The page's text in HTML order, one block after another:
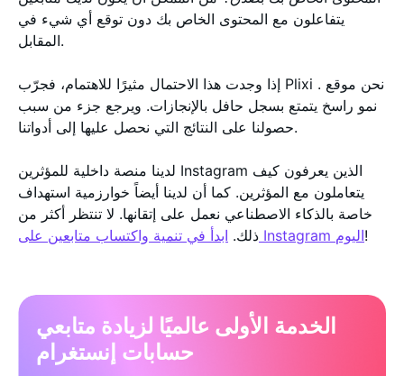
يتفاعلون مع المحتوى الخاص بك دون توقع أي شيء في
المقابل.
إذا وجدت هذا الاحتمال مثيرًا للاهتمام، فجرّب Plixi . نحن موقع
نمو راسخ يتمتع بسجل حافل بالإنجازات. ويرجع جزء من سبب
حصولنا على النتائج التي نحصل عليها إلى أدواتنا.
لدينا منصة داخلية للمؤثرين Instagram الذين يعرفون كيف
يتعاملون مع المؤثرين. كما أن لدينا أيضاً خوارزمية استهداف
خاصة بالذكاء الاصطناعي نعمل على إتقانها. لا تنتظر أكثر من
ذلك.
ابدأ في تنمية واكتساب متابعين على Instagram اليوم!
الخدمة الأولى عالميًا لزيادة متابعي
حسابات إنستغرام